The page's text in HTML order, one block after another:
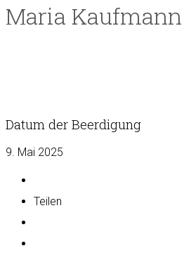
Maria Kaufmann
Datum der Beerdigung
9. Mai 2025
Teilen